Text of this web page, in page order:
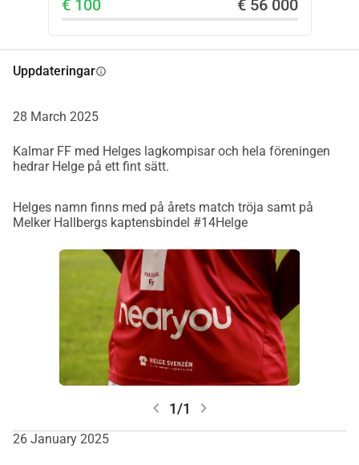
€ 100 € 56 000
Uppdateringarinfo
28 March 2025
Kalmar FF med Helges lagkompisar och hela föreningen
hedrar Helge på ett fint sätt.
Helges namn finns med på årets match tröja samt på
Melker Hallbergs kaptensbindel #14Helge
chevron_left 1/1 chevron_right
26 January 2025